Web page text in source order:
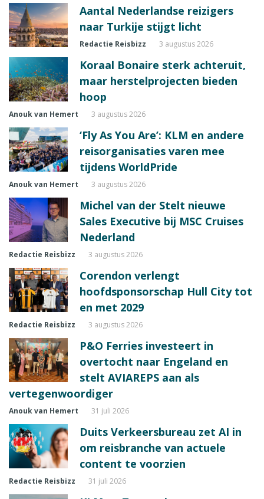
Aantal Nederlandse reizigers
naar Turkije stijgt licht
Redactie Reisbizz 3 augustus 2026
Koraal Bonaire sterk achteruit,
maar herstelprojecten bieden
hoop
Anouk van Hemert 3 augustus 2026
‘Fly As You Are’: KLM en andere
reisorganisaties varen mee
tijdens WorldPride
Anouk van Hemert 3 augustus 2026
Michel van der Stelt nieuwe
Sales Executive bij MSC Cruises
Nederland
Redactie Reisbizz 3 augustus 2026
Corendon verlengt
hoofdsponsorschap Hull City tot
en met 2029
Redactie Reisbizz 3 augustus 2026
P&O Ferries investeert in
overtocht naar Engeland en
stelt AVIAREPS aan als
vertegenwoordiger
Anouk van Hemert 31 juli 2026
Duits Verkeersbureau zet AI in
om reisbranche van actuele
content te voorzien
Redactie Reisbizz 31 juli 2026